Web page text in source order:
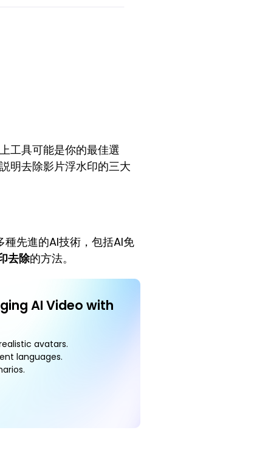
工具可能是你的最佳選
明去除影片浮水印的三大
先進的AI技術，包括AI免
去除的方法。
AI Video with
avatars.
languages.